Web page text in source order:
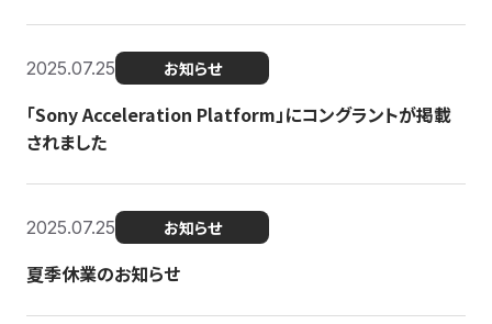
2025.07.25 お知らせ
「Sony Acceleration Platform」にコングラントが掲載
されました
2025.07.25 お知らせ
夏季休業のお知らせ